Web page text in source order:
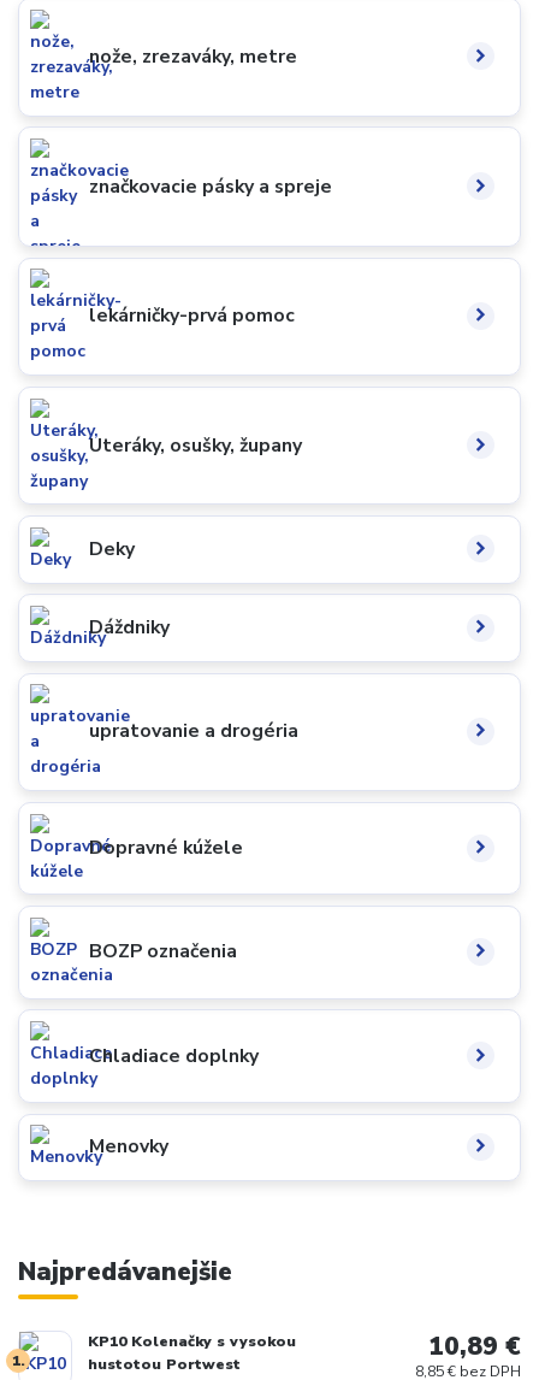
nože, zrezaváky, metre
značkovacie pásky a spreje
lekárničky-prvá pomoc
Uteráky, osušky, župany
Deky
Dáždniky
upratovanie a drogéria
Dopravné kúžele
BOZP označenia
Chladiace doplnky
Menovky
Najpredávanejšie
1.
KP10 Kolenačky s vysokou
hustotou Portwest
10,89 €
8,85 € bez DPH